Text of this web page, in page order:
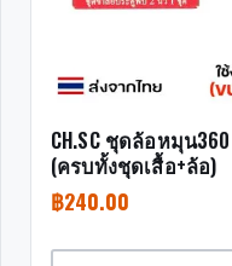
CH.SC ชุดล้อหมุน
(ครบทั้งชุดเสื้อ+ล้อ)
฿240.00